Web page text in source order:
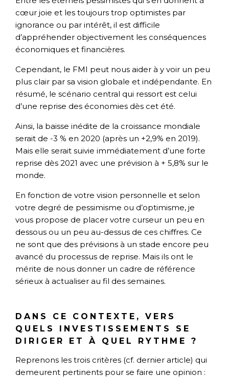
cœur joie et les toujours trop optimistes par
ignorance ou par intérêt, il est difficile
d’appréhender objectivement les conséquences
économiques et financières.
Cependant, le FMI peut nous aider à y voir un peu
plus clair par sa vision globale et indépendante. En
résumé, le scénario central qui ressort est celui
d’une reprise des économies dès cet été.
Ainsi, la baisse inédite de la croissance mondiale
serait de -3 % en 2020 (après un +2,9% en 2019).
Mais elle serait suivie immédiatement d’une forte
reprise dès 2021 avec une prévision à + 5,8% sur le
monde.
En fonction de votre vision personnelle et selon
votre degré de pessimisme ou d’optimisme, je
vous propose de placer votre curseur un peu en
dessous ou un peu au-dessus de ces chiffres. Ce
ne sont que des prévisions à un stade encore peu
avancé du processus de reprise. Mais ils ont le
mérite de nous donner un cadre de référence
sérieux à actualiser au fil des semaines.
DANS CE CONTEXTE, VERS
QUELS INVESTISSEMENTS SE
DIRIGER ET À QUEL RYTHME ?
Reprenons les trois critères (cf. dernier article) qui
demeurent pertinents pour se faire une opinion :